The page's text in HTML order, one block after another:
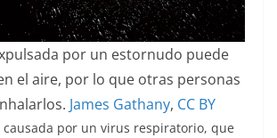
por un estornudo puede
el aire, por lo que otras personas
James Gathany, CC BY
causada por un virus respiratorio, que